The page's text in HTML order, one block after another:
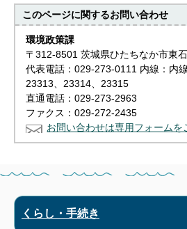
このページに関するお問い合わせ
環境政策課
〒312-8501 茨城県ひたちなか市東
代表電話：029-273-0111 内線：内
23313、23314、23315
直通電話：029-273-2963
ファクス：029-272-2435
お問い合わせは専用フォームを
くらし・手続き